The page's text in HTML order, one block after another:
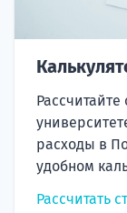
расходы в
удобном
Рассчитать